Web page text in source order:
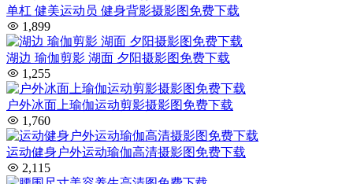
单杠 健美运动员 健身背影摄影图免费下载
1,899
湖边 瑜伽剪影 湖面 夕阳摄影图免费下载
1,255
户外冰面上瑜伽运动剪影摄影图免费下载
1,760
运动健身户外运动瑜伽高清摄影图免费下载
2,115